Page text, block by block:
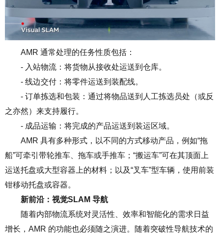
AMR 通常处理的任务性质包括：
- 入站物流：将货物从接收处运送到仓库。
- 线边交付：将零件运送到装配线。
- 订单拣选和包装：通过将物品送到人工拣选员处（或反
之亦然）来支持履行。
- 成品运输：将完成的产品运送到装运区域。
AMR 具有多种形式，以不同的方式移动产品，例如“拖
船”可牵引带轮推车、拖车或手推车； “搬运车”可在其顶面上
运送托盘或大型容器上的材料；以及“叉车”型车辆，使用前装
钳移动托盘或容器。
新前沿：视觉SLAM 导航
随着内部物流系统对灵活性、效率和智能化的需求日益
增长， AMR 的功能也必须随之演进。随着突破性导航技术的